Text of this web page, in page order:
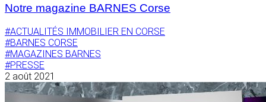
Notre magazine BARNES Corse
#ACTUALITÉS IMMOBILIER EN CORSE
#BARNES CORSE
#MAGAZINES BARNES
#PRESSE
2 août 2021